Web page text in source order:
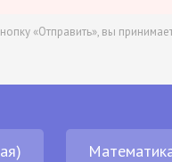
«Отправить», вы